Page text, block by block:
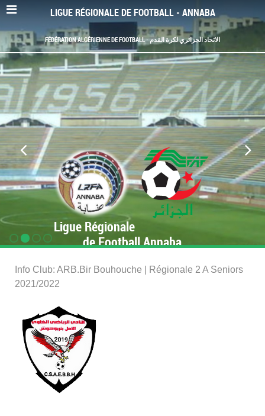
LIGUE RÉGIONALE DE FOOTBALL - ANNABA
FÉDÉRATION ALGÉRIENNE DE FOOTBALL - الاتحاد الجزائري لكرة القدم
Ligue Régionale
de Football Annaba
Info Club: ARB.Bir Bouhouche | Régionale 2 A Seniors
2021/2022